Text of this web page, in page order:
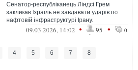
Сенатор-республіканець Ліндсі Грем
закликав Ізраїль не завдавати ударів по
нафтовій інфраструктурі Ірану.
09.03.2026, 14:02 • 95 • 0
4 5 6 7 8